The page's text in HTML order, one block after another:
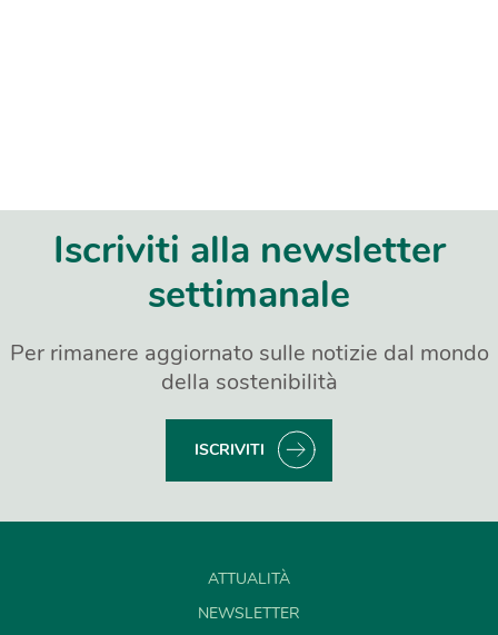
Iscriviti alla newsletter
settimanale
Per rimanere aggiornato sulle notizie dal mondo
della sostenibilità
ISCRIVITI
ATTUALITÀ
NEWSLETTER